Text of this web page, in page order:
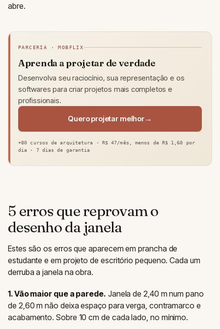
abre.
PARCERIA · MOBFLIX
Aprenda a projetar de verdade
Desenvolva seu raciocínio, sua representação e os
softwares para criar projetos mais completos e
profissionais.
Quero projetar melhor
+80 cursos de arquitetura · R$ 47/mês, menos de R$ 1,60 por
dia · 7 dias de garantia
5 erros que reprovam o
desenho da janela
Estes são os erros que aparecem em prancha de
estudante e em projeto de escritório pequeno. Cada um
derruba a janela na obra.
1. Vão maior que a parede. Janela de 2,40 m num pano
de 2,60 m não deixa espaço para verga, contramarco e
acabamento. Sobre 10 cm de cada lado, no mínimo.